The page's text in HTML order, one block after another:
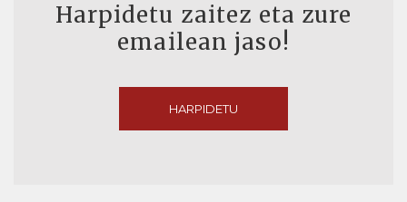
Harpidetu zaitez eta zure
emailean jaso!
HARPIDETU